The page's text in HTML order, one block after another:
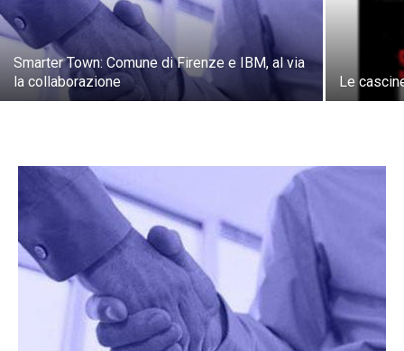
Smarter Town: Comune di Firenze e IBM, al via
la collaborazione
Le